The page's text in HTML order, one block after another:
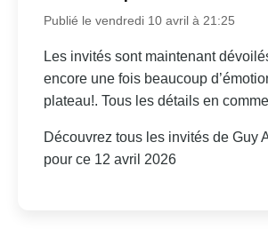
Publié le vendredi 10 avril à 21:25
Les invités sont maintenant
encore une fois beaucoup
plateau!. Tous les détails en
Découvrez tous les invités de Guy
pour ce 12 avril 2026